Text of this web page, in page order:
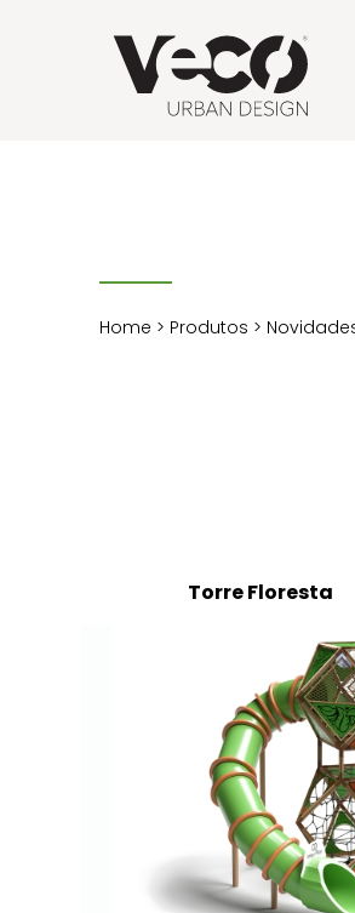
Home > Produtos >
Torre Floresta